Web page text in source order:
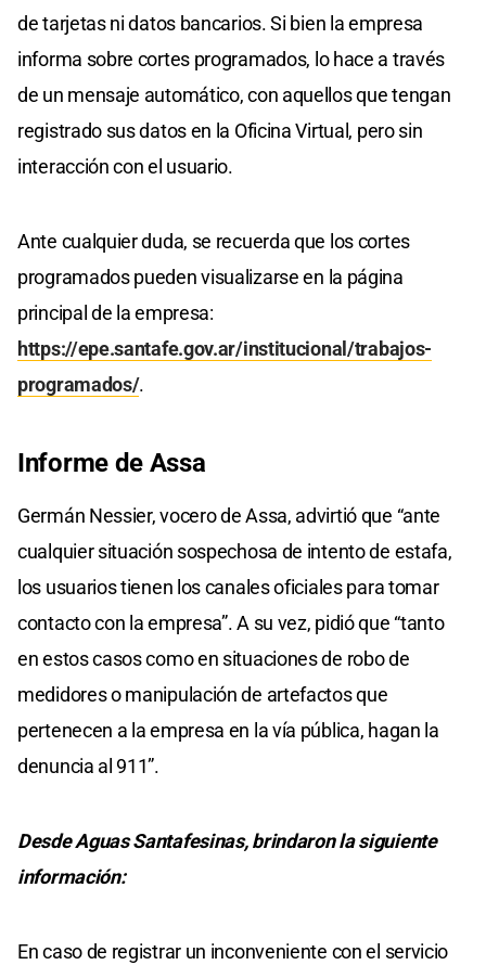
de tarjetas ni datos bancarios. Si bien la empresa
informa sobre cortes programados, lo hace a través
de un mensaje automático, con aquellos que tengan
registrado sus datos en la Oficina Virtual, pero sin
interacción con el usuario.
Ante cualquier duda, se recuerda que los cortes
programados pueden visualizarse en la página
principal de la empresa:
https://epe.santafe.gov.ar/institucional/trabajos-
programados/.
Informe de Assa
Germán Nessier, vocero de Assa, advirtió que “ante
cualquier situación sospechosa de intento de estafa,
los usuarios tienen los canales oficiales para tomar
contacto con la empresa”. A su vez, pidió que “tanto
en estos casos como en situaciones de robo de
medidores o manipulación de artefactos que
pertenecen a la empresa en la vía pública, hagan la
denuncia al 911”.
Desde Aguas Santafesinas, brindaron la siguiente
información:
En caso de registrar un inconveniente con el servicio